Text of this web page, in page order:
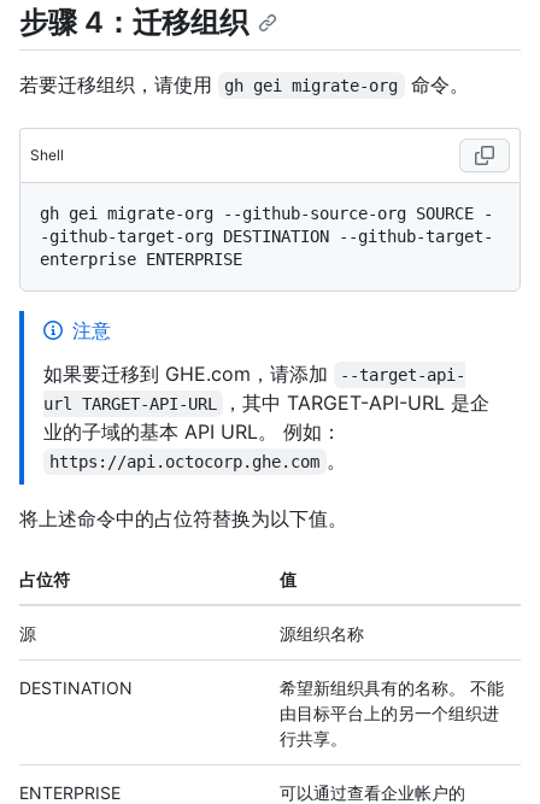
步骤 4：迁移组织
若要迁移组织，请使用 gh gei migrate-org 命令。
Shell
gh gei migrate-org --github-source-org SOURCE -
-github-target-org DESTINATION --github-target-
注意
如果要迁移到 GHE.com，请添加
--target-api-
url TARGET-API-URL
，其中 TARGET-API-URL 是企
业的子域的基本 API URL。 例如：
https://api.octocorp.ghe.com 。
将上述命令中的占位符替换为以下值。
占位符 值
源 源组织名称
DESTINATION
希望新组织具有的名称。 不能
由目标平台上的另一个组织进
行共享。
ENTERPRISE
可以通过查看企业帐户的